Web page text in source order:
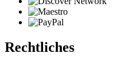
Rechtliches